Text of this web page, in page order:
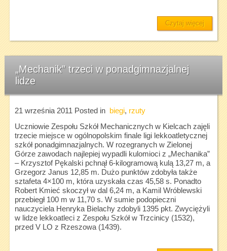
Czytaj więcej
„Mechanik” trzeci w ponadgimnazjalnej
lidze
21 września 2011 Posted in biegi, rzuty
Uczniowie Zespołu Szkół Mechanicznych w Kielcach zajęli
trzecie miejsce w ogólnopolskim finale ligi lekkoatletycznej
szkół ponadgimnazjalnych. W rozegranych w Zielonej
Górze zawodach najlepiej wypadli kulomioci z „Mechanika”
– Krzysztof Pękalski pchnął 6-kilogramową kulą 13,27 m, a
Grzegorz Janus 12,85 m. Dużo punktów zdobyła także
sztafeta 4×100 m, która uzyskała czas 45,58 s. Ponadto
Robert Kmieć skoczył w dal 6,24 m, a Kamil Wróblewski
przebiegł 100 m w 11,70 s. W sumie podopieczni
nauczyciela Henryka Bielachy zdobyli 1395 pkt. Zwyciężyli
w lidze lekkoatleci z Zespołu Szkół w Trzcinicy (1532),
przed V LO z Rzeszowa (1439).